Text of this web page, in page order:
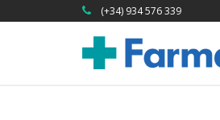
(+34) 934 576 339